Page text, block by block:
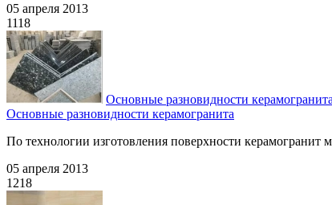
05 апреля 2013
1118
Основные разновидности керамогранита
Основные разновидности керамогранита
По технологии изготовления поверхности
05 апреля 2013
1218